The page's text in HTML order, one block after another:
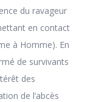
du ravageur
en contact
à Homme). En
de survivants
des
de l’abcès